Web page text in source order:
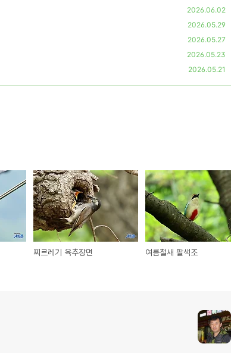
2026.06.02
2026.05.29
2026.05.27
2026.05.23
2026.05.21
찌르레기 육추장면 여름철새 팔색조